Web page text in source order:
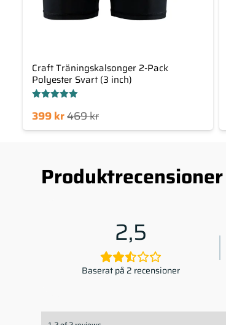
Craft Träningskalsonger 2-Pack
Polyester Svart (3 inch)
5.00
av 5
469kr
Det
ursprungliga
469 kr.
399kr
Det
339 kr.
Produktrecensioner
2,5
Baserat på 2 recensioner